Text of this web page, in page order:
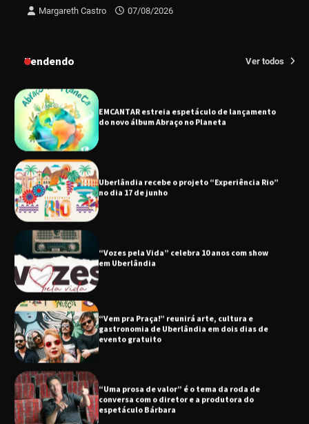
Margareth Castro 07/08/2026
Tendendo Ver todos
EMCANTAR estreia espetáculo de lançamento
do novo álbum Abraço no Planeta
Uberlândia recebe o projeto “Experiência Rio”
no dia 17 de junho
em Uberlândia
“Vem pra Praça!” reunirá arte, cultura e
gastronomia de Uberlândia em dois dias de
evento gratuito
“Uma prosa de valor” é o tema da roda de
conversa com o diretor e a produtora do
espetáculo Bárbara